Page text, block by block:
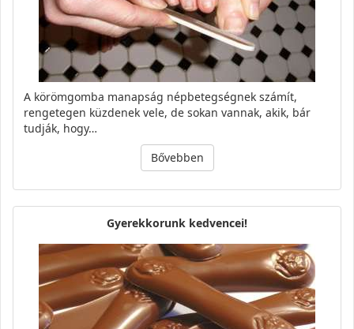
A körömgomba manapság népbetegségnek számít,
rengetegen küzdenek vele, de sokan vannak, akik, bár
tudják, hogy…
Bővebben
Gyerekkorunk kedvencei!